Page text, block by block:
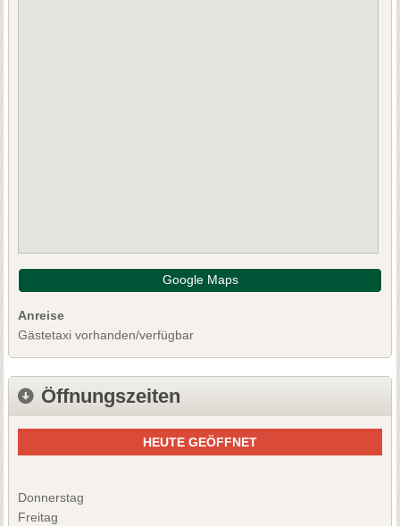
Google Maps
Anreise
Gästetaxi vorhanden/verfügbar
Öffnungszeiten
HEUTE GEÖFFNET
Donnerstag
Freitag